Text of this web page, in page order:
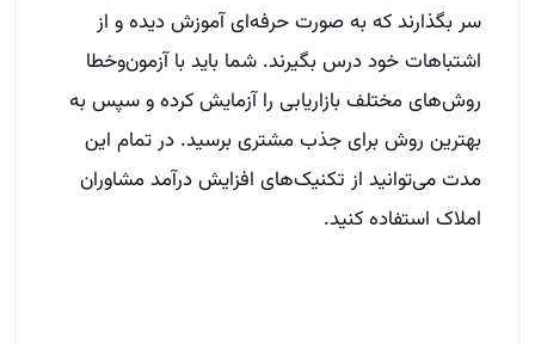
سر بگذارند که به صورت حرفه‌ای آموزش دیده و از
اشتباهات خود درس بگیرند. شما باید با آزمون‌وخطا
روش‌های مختلف بازاریابی را آزمایش کرده و سپس به
بهترین روش برای جذب مشتری برسید. در تمام این
مدت می‌توانید از تکنیک‌های افزایش درآمد مشاوران
املاک استفاده کنید.